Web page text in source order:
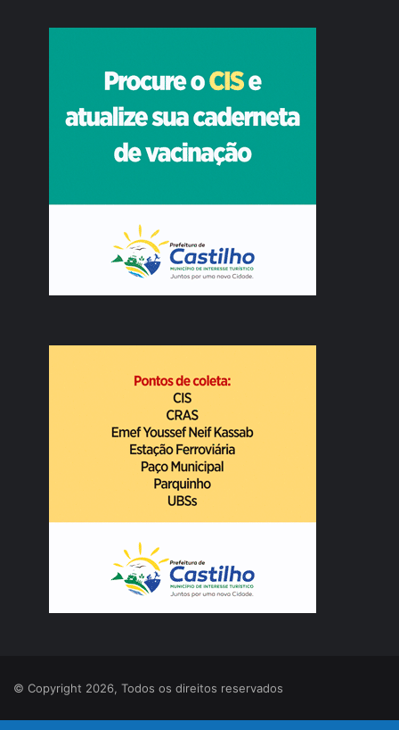
© Copyright 2026, Todos os direitos reservados